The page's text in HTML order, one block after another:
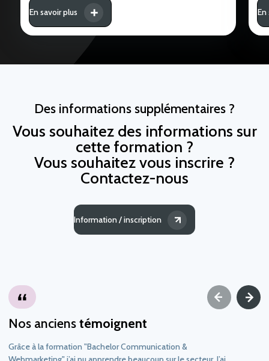
En savoir plus En
Des informations supplémentaires ?
Vous souhaitez des informations sur
cette formation ?
Vous souhaitez vous inscrire ?
Contactez-nous
Information / inscription
Nos ancienstémoignent
Grâce à la formation "Bachelor Communication &